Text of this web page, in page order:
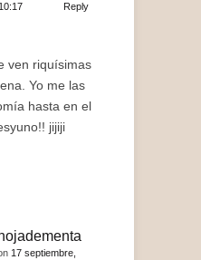
Reply
ven riquísimas
Yo me las
hasta en el
jijiji
hojadementa
17 septiembre,